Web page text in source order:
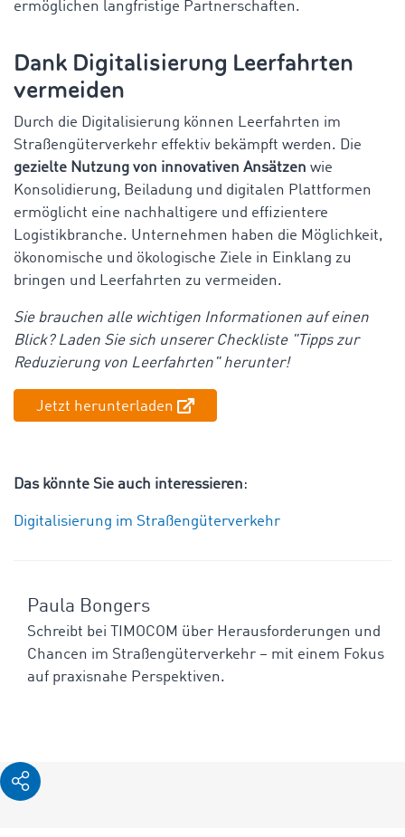
ermöglichen langfristige Partnerschaften.
Dank Digitalisierung Leerfahrten
vermeiden
Durch die Digitalisierung können Leerfahrten im
Straßengüterverkehr effektiv bekämpft werden. Die
gezielte Nutzung von innovativen Ansätzen wie
Konsolidierung, Beiladung und digitalen Plattformen
ermöglicht eine nachhaltigere und effizientere
Logistikbranche. Unternehmen haben die Möglichkeit,
ökonomische und ökologische Ziele in Einklang zu
bringen und Leerfahrten zu vermeiden.
Sie brauchen alle wichtigen Informationen auf einen
Blick? Laden Sie sich unserer Checkliste "Tipps zur
Reduzierung von Leerfahrten" herunter!
Jetzt herunterladen
Das könnte Sie auch interessieren:
Digitalisierung im Straßengüterverkehr
Paula Bongers
Schreibt bei TIMOCOM über Herausforderungen und
Chancen im Straßengüterverkehr – mit einem Fokus
auf praxisnahe Perspektiven.